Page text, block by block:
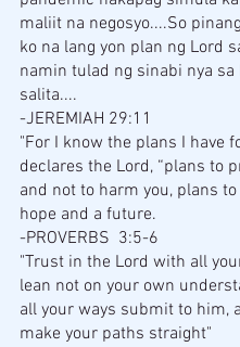
maliit na negosyo....So
ko na lang yon plan ng Lord
namin tulad ng sinabi nya sa
salita....
-JEREMIAH 29:11
"For I know the plans I have
declares the Lord, “plans to
and not to harm you, plans to
hope and a future.
-PROVERBS  3:5-6
"Trust in the Lord with all
lean not on your own
all your ways submit to him,
make your paths straight"